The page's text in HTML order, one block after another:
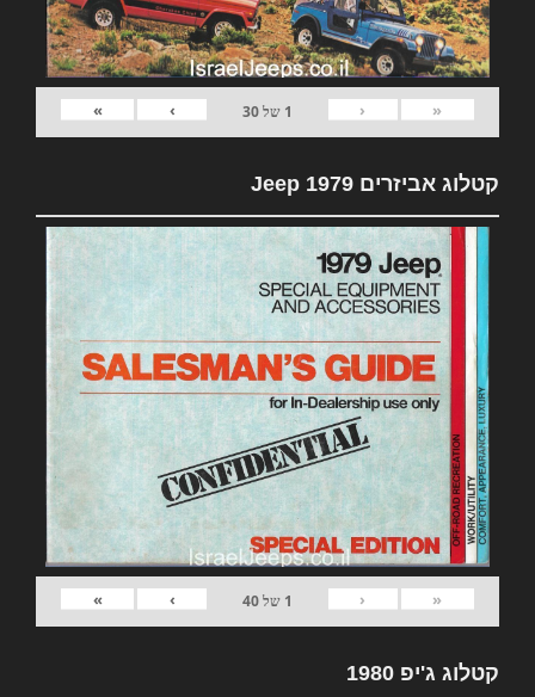
«
‹
1 של30
›
»
קטלוג אביזרים 1979 Jeep
«
‹
1 של40
›
»
קטלוג ג'יפ 1980